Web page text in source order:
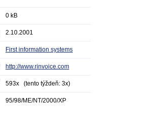
0 kB
2.10.2001
First information systems
http://www.rinvoice.com
593x (tento týždeň: 3x)
95/98/ME/NT/2000/XP